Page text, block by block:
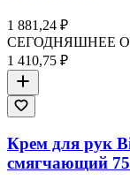
1 881,24 ₽
СЕГОДНЯШНЕЕ
1 410,75 ₽
Крем для рук
смягчающий